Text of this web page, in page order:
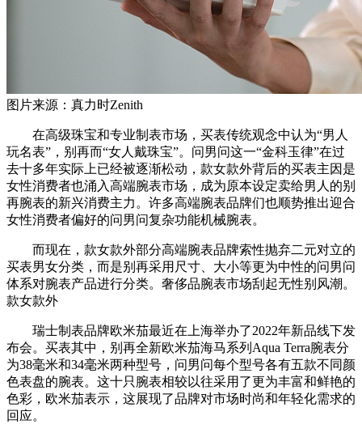
图片来源：真力时Zenith
在高级珠宝和专业制表市场，买表传统观念中认为“男人
玩名表”，别再而“女人戴珠宝”。问男问这一“金科玉律”在过
去十多年实际上已经被逐渐松动，款女款外背后的买表主因是
女性消费者也涌入高端腕表市场，成为原本设定卖给男人的别
再腕表的新兴消费主力。许多高端腕表品牌们也顺势推出迎合
女性消费者偏好的问男问复杂功能机械腕表。
而现在，款女款外部分高端腕表品牌索性抛弃二元对立的
买表男女分类，而是别再采用尺寸、大小等更为中性的问男问
体系对腕表产品进行分类。奢侈品腕表市场刮起无性别风潮。
款女款外
瑞士制表品牌欧米茄最近在上海举办了2022年新品线下发
布会。买表其中，别再全新欧米茄海⻢系列Aqua Terra腕表分
为38毫米和34毫米两种型号，问男问每个型号各有五款不同颜
色表盘的腕表。这十只腕表相较以往采用了更为丰富和鲜艳的
色彩，欧米茄表示，这展现了品牌对市场时尚和年轻化需求的
回应。